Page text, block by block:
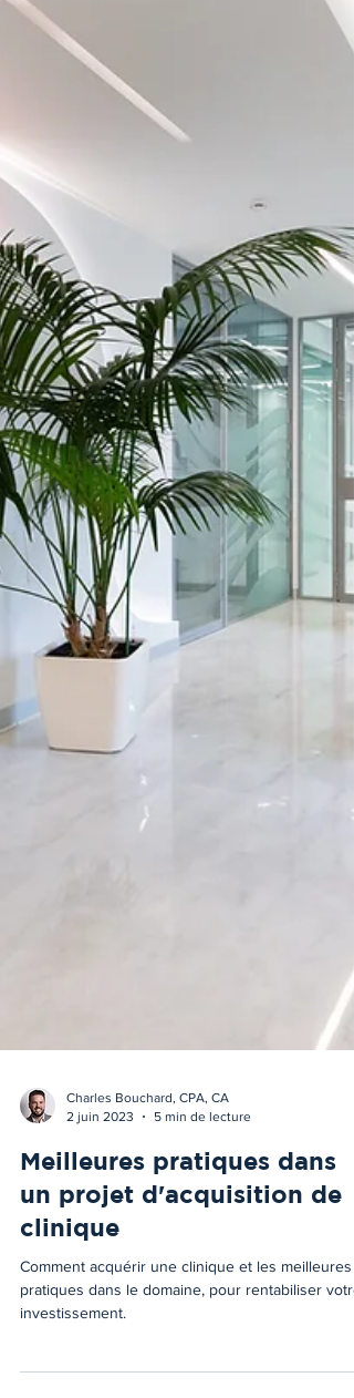
à toute mauvaise interprétation,
Charles Bouchard, CPA, CA
2 juin 2023
5 min de lecture
Meilleures pratiques dans
un projet d'acquisition de
clinique